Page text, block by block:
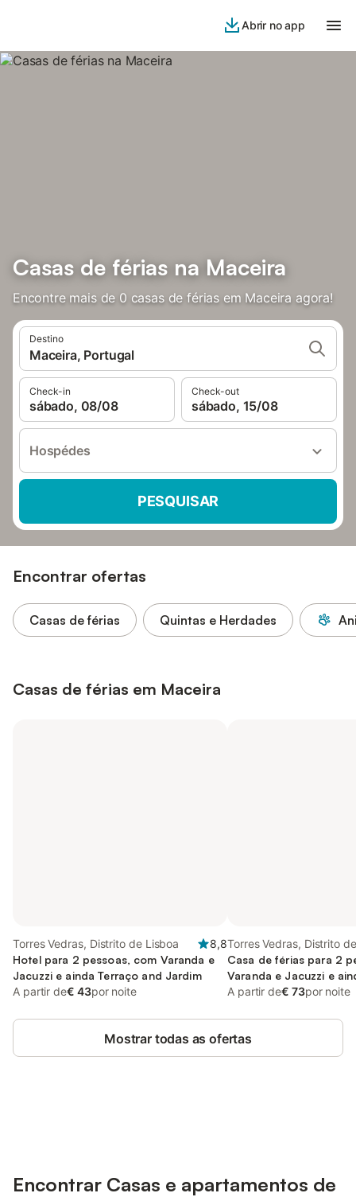
Abrir no app
Casas de férias na Maceira
Encontre mais de 0 casas de férias em Maceira agora!
Destino
Maceira, Portugal
Check-in
sábado, 08/08
Check-out
sábado, 15/08
Hospédes
PESQUISAR
Encontrar ofertas
Casas de férias Quintas e Herdades
Casas de férias em Maceira
Torres Vedras, Distrito de Lisboa
8,8
Hotel para 2 pessoas, com Varanda e
Jacuzzi e ainda Terraço and Jardim
A partir de€ 43por noite
Torres Vedras, Distrito
Casa de férias para 2
Varanda e Jacuzzi e
Jardim
A partir de€ 73por noite
Mostrar todas as ofertas
Encontrar Casas e apartamentos de